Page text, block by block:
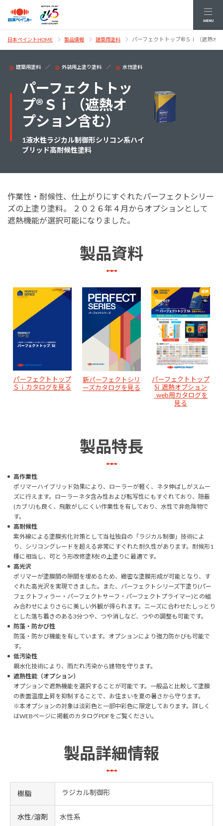
MENU
日本ペイントHOME 製品情報 建築用塗料 パーフェクトトップ®Ｓｉ（遮熱オ
建築用塗料 外装用上塗り塗料 水性塗料
パーフェクトトッ
プ®Ｓｉ（遮熱オ
プション含む）
1液水性ラジカル制御形シリコン系ハイ
ブリッド高耐候性塗料
作業性・耐候性、仕上がりにすぐれたパーフェクトシリー
ズの上塗り塗料。 ２０２６年４月からオプションとして
遮熱機能が選択可能になりました。
製品資料
パーフェクトトップ
Ｓｉカタログを見る
新パーフェクトシリ
ーズカタログを見る
パーフェクトトップ
Si_遮熱オプション
_web用カタログを
見る
製品特長
高作業性
ポリマーハイブリッド効果により、ローラーが軽く、ネタ伸ばしがスムー
ズに行えます。ローラーネタ含み性および転写性にもすぐれており、隠蔽
(カブリ)も良く、飛散がしにくい作業性を有しており、水性で非危険物で
す。
高耐候性
紫外線による塗膜劣化対策として当社独自の「ラジカル制御」技術によ
り、シリコングレードを超える非常にすぐれた耐久性があります。耐候形1
種に相当し、可とう形改修塗材Eの上塗りに最適です。
高光沢
ポリマーが塗膜間の隙間を埋めるため、緻密な塗膜形成が可能となり、す
ぐれた高光沢を実現できました。また、パーフェクトシリーズ下塗り(パー
フェクトフィラー・パーフェクトサーフ・パーフェクトプライマー)との組
み合わせによりさらに美しい外観が得られます。ニーズに合わせたしっとり
とした落ち着きのある3分つや、つや消しなど、つやの調整も可能です。
防藻・防かび性
防藻・防かび機能を有しています。オプションにより強力防かびも可能で
す。
低汚染性
親水化技術により、雨だれ汚染から建物を守ります。
遮熱性能（オプション）
オプションで遮熱機能を選択することが可能です。一般品と比較して塗膜
の表面温度上昇を抑制することで、お住まいを夏の暑さから守ります。
※本オプションの対象は淡彩色と一部中彩色に限定しております。詳しく
はWEBページに掲載のカタログPDFをご覧ください。
製品詳細情報
樹脂 ラジカル制御形
水性/溶剤 水性系